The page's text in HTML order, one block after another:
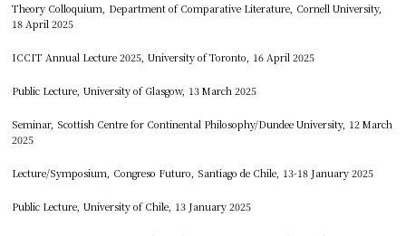
Theory Colloquium, Department of Comparative Literature, Cornell University,
18 April 2025
ICCIT Annual Lecture 2025, University of Toronto, 16 April 2025
Public Lecture, University of Glasgow, 13 March 2025
Seminar, Scottish Centre for Continental Philosophy/Dundee University, 12 March
2025
Lecture/Symposium, Congreso Futuro, Santiago de Chile, 13-18 January 2025
Public Lecture, University of Chile, 13 January 2025